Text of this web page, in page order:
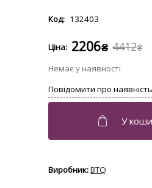
132403
4412₴
2206₴
BTQ